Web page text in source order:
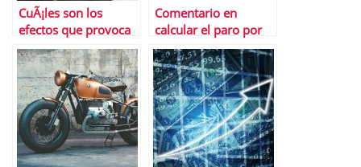
CuÃ¡les son los
efectos que provoca
la paralizaciÃ³n de la
inflaciÃ³n
Comentario en
calcular el paro por
raul